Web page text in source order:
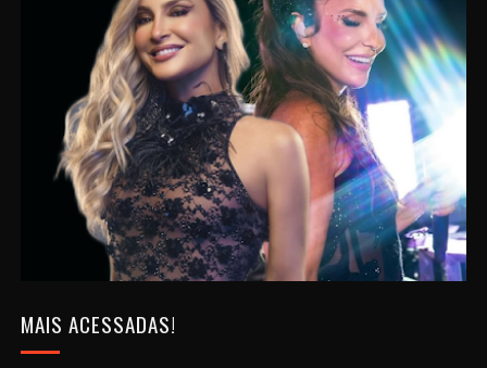
MAIS ACESSADAS!